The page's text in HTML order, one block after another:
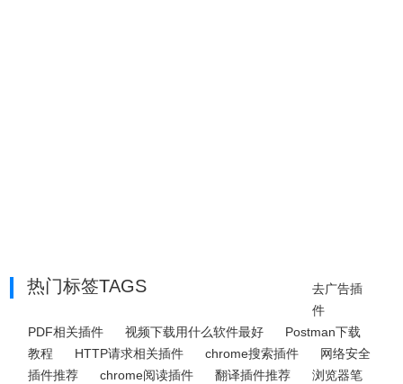
热门标签TAGS
去广告插
件
PDF相关插件
视频下载用什么软件最好
Postman下载
教程
HTTP请求相关插件 chrome搜索插件
网络安全
插件推荐
chrome阅读插件 翻译插件推荐
浏览器笔